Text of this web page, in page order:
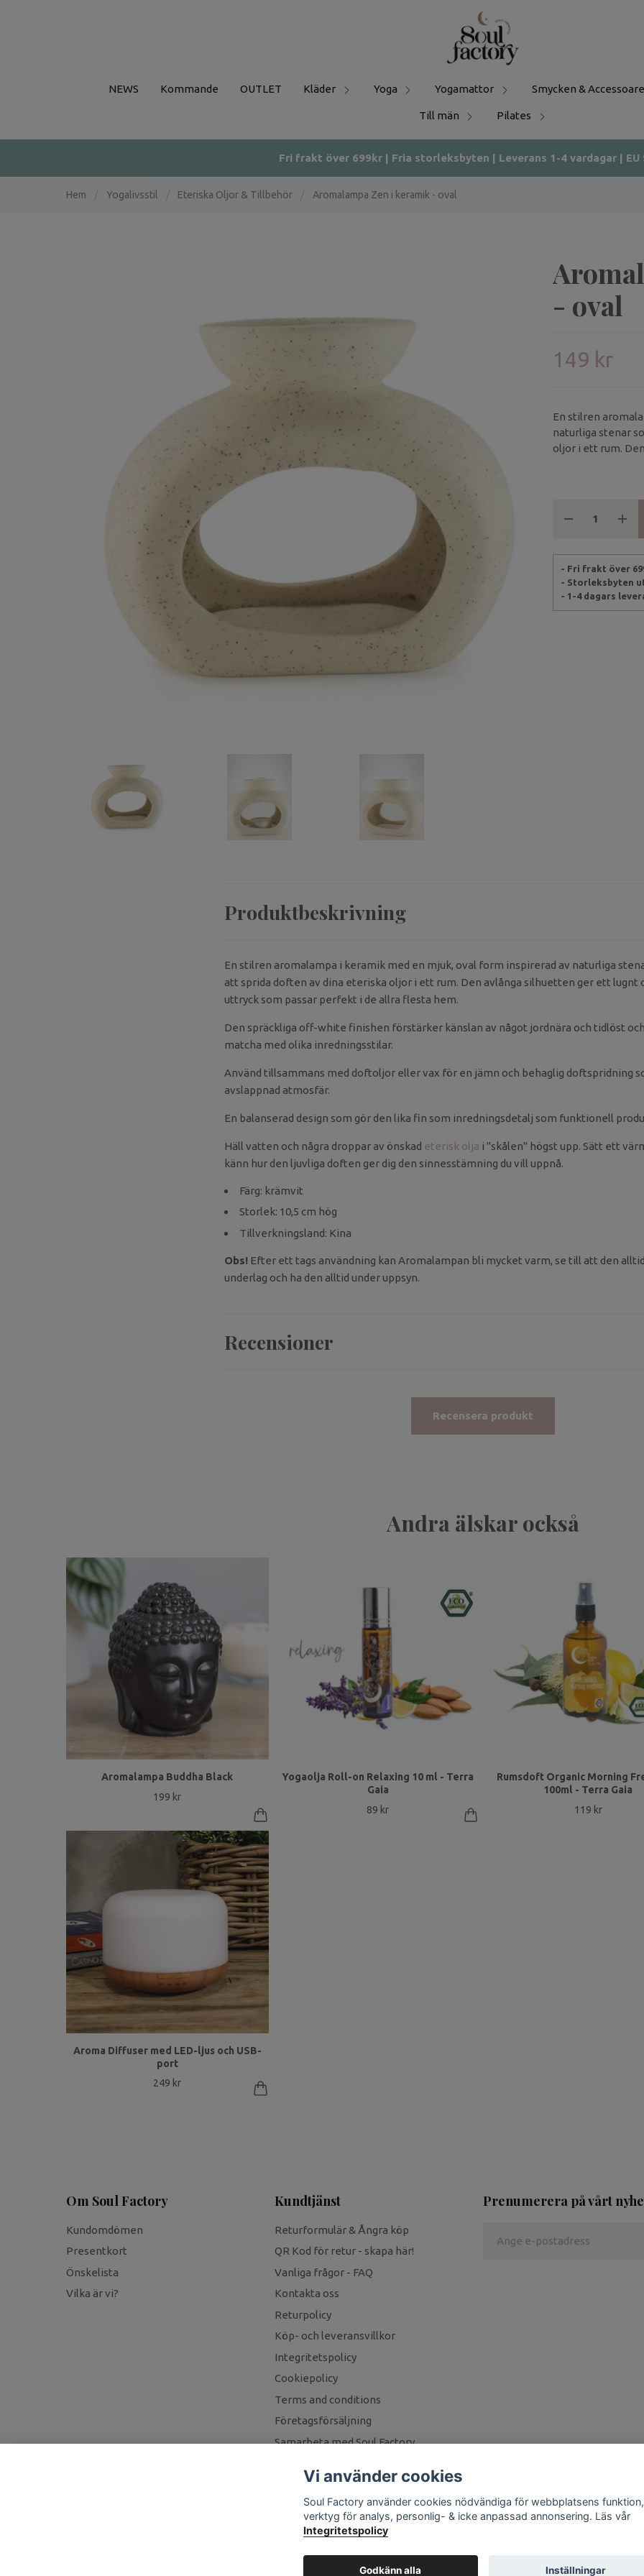
NEWS Kommande OUTLET Kläder Yoga Yogamattor Smycken &
Till män Pilates
Fri frakt över 699kr | Fria storleksbyten | Leverans 1-4 vardagar | EU
Hem Yogalivsstil Eteriska Oljor & Tillbehör Aromalampa Zen i keramik - oval
- oval
149 kr
En stilren
naturliga stenar
oljor i ett rum.
- Fri frakt över
- Storleksbyten
- 1-4 dagars
Produktbeskrivning
En stilren aromalampa i keramik med en mjuk, oval form inspirerad av naturliga
att sprida doften av dina eteriska oljor i ett rum. Den avlånga silhuetten ger ett lugnt
uttryck som passar perfekt i de allra flesta hem.
Den spräckliga off-white finishen förstärker känslan av något jordnära och tidlöst
matcha med olika inredningsstilar.
Använd tillsammans med doftoljor eller vax för en jämn och behaglig doftspridning
avslappnad atmosfär.
En balanserad design som gör den lika fin som inredningsdetalj som funktionell
Häll vatten och några droppar av önskad eterisk olja i "skålen" högst upp. Sätt ett
känn hur den ljuvliga doften ger dig den sinnesstämning du vill uppnå.
Färg: krämvit
Storlek: 10,5 cm hög
Tillverkningsland: Kina
Obs! Efter ett tags användning kan Aromalampan bli mycket varm, se till att den
underlag och ha den alltid under uppsyn.
Recensioner
Recensera produkt
Andra älskar också
Aromalampa Buddha Black
199 kr
Yogaolja Roll-on Relaxing 10 ml - Terra
Gaia
89 kr
Rumsdoft Organic Morning
100ml - Terra Gaia
119 kr
Aroma Diffuser med LED-ljus och USB-
port
249 kr
Om Soul Factory
Kundomdömen
Presentkort
Önskelista
Vilka är vi?
Kundtjänst
Returformulär & Ångra köp
QR Kod för retur - skapa här!
Vanliga frågor - FAQ
Kontakta oss
Returpolicy
Köp- och leveransvillkor
Integritetspolicy
Cookiepolicy
Terms and conditions
Företagsförsäljning
Samarbeta med Soul Factory
Prenumerera på vårt
Vi använder cookies
Soul Factory använder cookies nödvändiga för webbplatsens funktion,
verktyg för analys, personlig- & icke anpassad annonsering. Läs vår
Integritetspolicy
Godkänn alla Inställningar